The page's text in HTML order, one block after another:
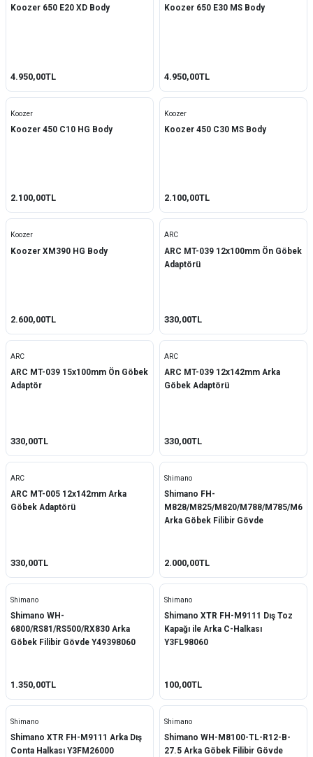
Koozer 650 E20 XD Body
4.950,00TL
Koozer 650 E30 MS Body
4.950,00TL
Koozer
Koozer 450 C10 HG Body
2.100,00TL
Koozer
Koozer 450 C30 MS Body
2.100,00TL
Koozer
Koozer XM390 HG Body
2.600,00TL
ARC
ARC MT-039 12x100mm Ön Göbek
Adaptörü
330,00TL
ARC
ARC MT-039 15x100mm Ön Göbek
Adaptör
330,00TL
ARC
ARC MT-039 12x142mm Arka
Göbek Adaptörü
330,00TL
ARC
ARC MT-005 12x142mm Arka
Göbek Adaptörü
330,00TL
Shimano
Shimano FH-
M828/M825/M820/M788/M785/
Arka Göbek Filibir Gövde
2.000,00TL
Shimano
Shimano WH-
6800/RS81/RS500/RX830 Arka
Göbek Filibir Gövde Y49398060
1.350,00TL
Shimano
Shimano XTR FH-M9111 Dış Toz
Kapağı ile Arka C-Halkası
Y3FL98060
100,00TL
Shimano
Shimano XTR FH-M9111 Arka Dış
Conta Halkası Y3FM26000
Shimano
Shimano WH-M8100-TL-R12-B-
27.5 Arka Göbek Filibir Gövde